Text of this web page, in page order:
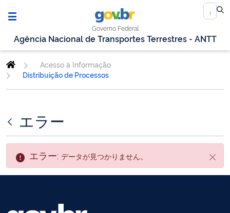
Governo Federal
Agência Nacional de Transportes Terrestres - ANTT
Acesso à Informação
Distribuição de Processos
エラー
閉じる
エラー: データが見つかりません。